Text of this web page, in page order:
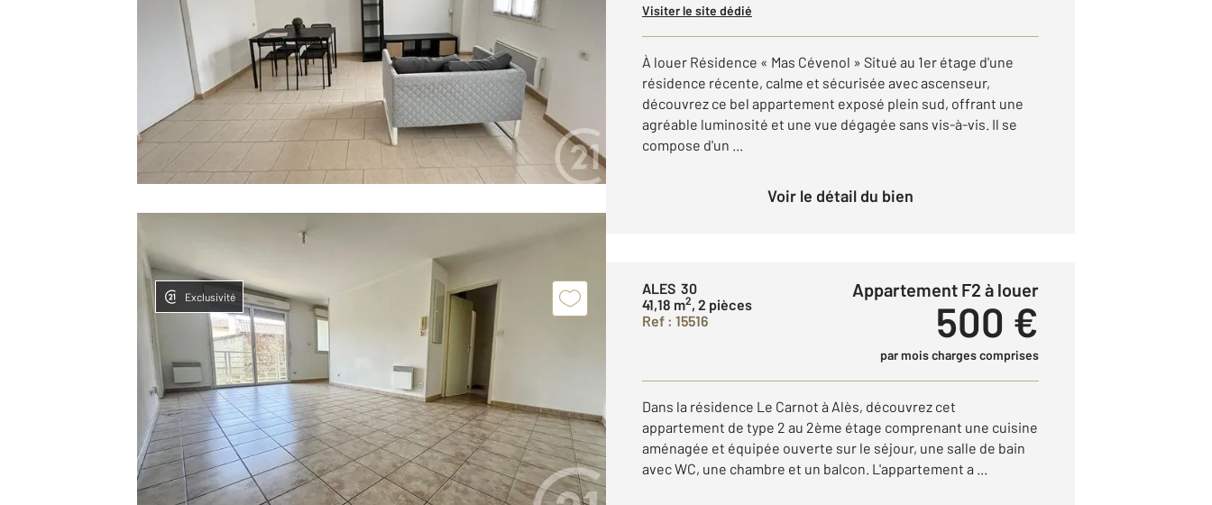
Visiter le site dédié
À louer Résidence « Mas Cévenol » Situé au 1er étage d'une
résidence récente, calme et sécurisée avec ascenseur,
découvrez ce bel appartement exposé plein sud, offrant une
agréable luminosité et une vue dégagée sans vis-à-vis. Il se
compose d'un ...
Voir le détail du bien
Exclusivité
ALES 30
41,18 m2, 2 pièces
Ref : 15516
Appartement F2 à louer
500 €
par mois charges comprises
Dans la résidence Le Carnot à Alès, découvrez cet
appartement de type 2 au 2ème étage comprenant une cuisine
aménagée et équipée ouverte sur le séjour, une salle de bain
avec WC, une chambre et un balcon. L'appartement a ...